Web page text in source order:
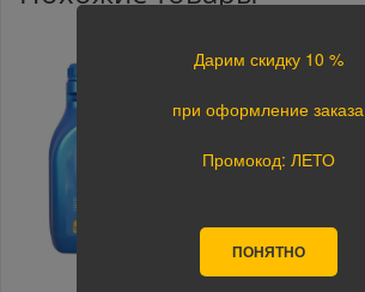
Дарим скидку 10 %
при оформление заказа
Промокод: ЛЕТО
ПОНЯТНО